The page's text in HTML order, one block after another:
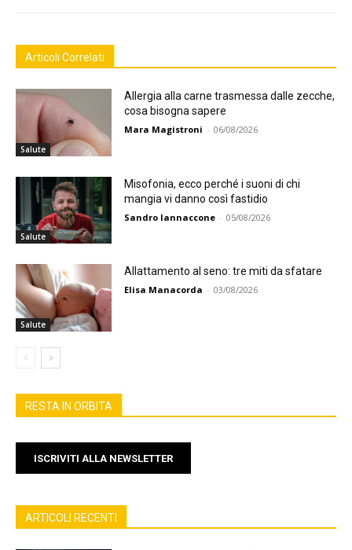
Articoli Correlati
Salute
Allergia alla carne trasmessa dalle zecche,
cosa bisogna sapere
Mara Magistroni - 06/08/2026
Salute
Misofonia, ecco perché i suoni di chi
mangia vi danno così fastidio
Sandro Iannaccone - 05/08/2026
Salute
Allattamento al seno: tre miti da sfatare
Elisa Manacorda - 03/08/2026
RESTA IN ORBITA
ISCRIVITI ALLA NEWSLETTER
ARTICOLI RECENTI